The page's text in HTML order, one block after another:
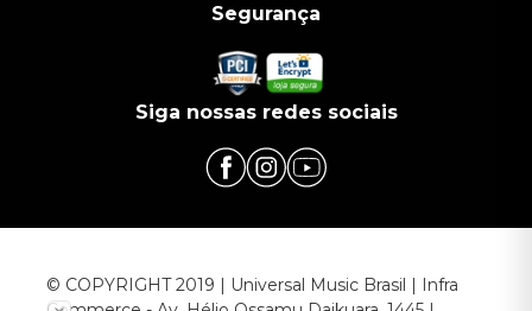
Segurança
Siga nossas redes sociais
© COPYRIGHT 2019 | Universal Music Brasil | Infra